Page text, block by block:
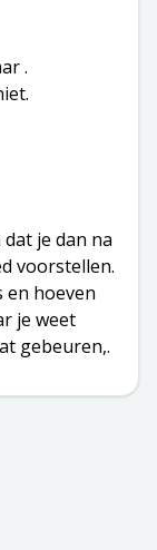
.
je dan na
voorstellen.
en hoeven
je weet
gebeuren,.